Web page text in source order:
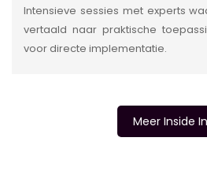
Intensieve sessies met experts
vertaald naar praktische
voor directe implementatie.
Meer Inside